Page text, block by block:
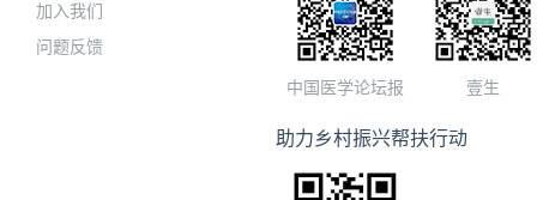
加入我们
问题反馈
中国医学论坛报 壹生
助力乡村振兴帮扶行动